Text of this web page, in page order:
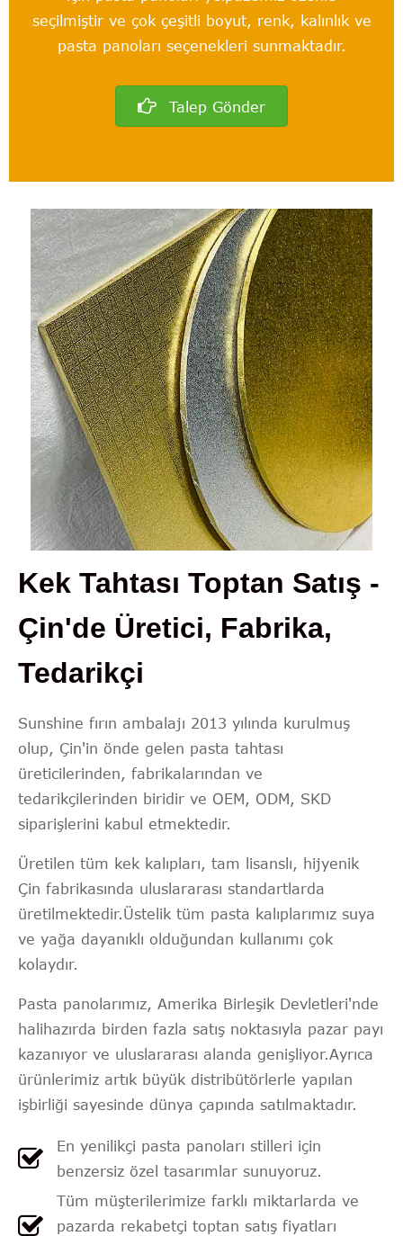
seçilmiştir ve çok çeşitli boyut, renk, kalınlık ve
pasta panoları seçenekleri sunmaktadır.
Talep Gönder
Kek Tahtası Toptan Satış -
Çin'de Üretici, Fabrika,
Tedarikçi
Sunshine fırın ambalajı 2013 yılında kurulmuş
olup, Çin'in önde gelen pasta tahtası
üreticilerinden, fabrikalarından ve
tedarikçilerinden biridir ve OEM, ODM, SKD
siparişlerini kabul etmektedir.
Üretilen tüm kek kalıpları, tam lisanslı, hijyenik
Çin fabrikasında uluslararası standartlarda
üretilmektedir.Üstelik tüm pasta kalıplarımız suya
ve yağa dayanıklı olduğundan kullanımı çok
kolaydır.
Pasta panolarımız, Amerika Birleşik Devletleri'nde
halihazırda birden fazla satış noktasıyla pazar payı
kazanıyor ve uluslararası alanda genişliyor.Ayrıca
ürünlerimiz artık büyük distribütörlerle yapılan
işbirliği sayesinde dünya çapında satılmaktadır.
En yenilikçi pasta panoları stilleri için
benzersiz özel tasarımlar sunuyoruz.
Tüm müşterilerimize farklı miktarlarda ve
pazarda rekabetçi toptan satış fiyatları